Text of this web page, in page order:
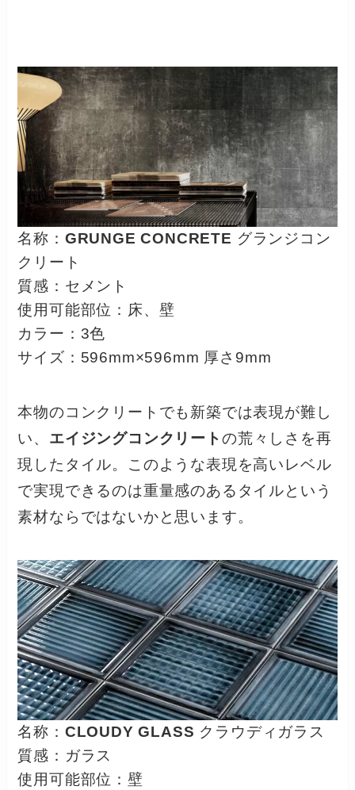
名称： GRUNGE CONCRETE グランジコン
クリート
質感：セメント
使用可能部位：床、壁
カラー：3色
サイズ：596mm×596mm 厚さ9mm
本物のコンクリートでも新築では表現が難し
い、 エイジングコンクリートの荒々しさを再
現したタイル。このような表現を高いレベル
で実現できるのは重量感のあるタイルという
素材ならではないかと思います。
名称： CLOUDY GLASS クラウディガラス
質感：ガラス
使用可能部位：壁